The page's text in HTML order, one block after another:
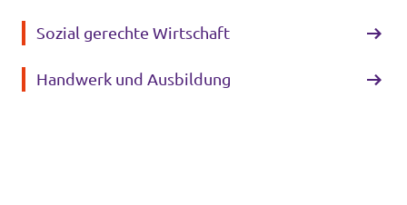
Sozial gerechte Wirtschaft
Handwerk und Ausbildung